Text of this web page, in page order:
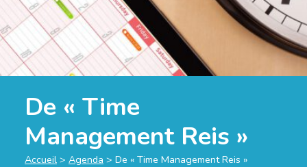
De « Time
Management Reis »
Accueil > Agenda > De « Time Management Reis »